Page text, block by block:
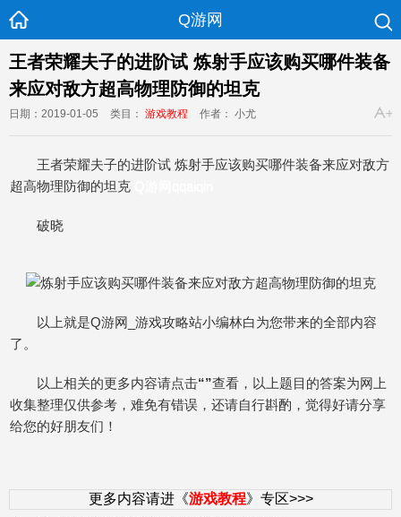
Q游网
王者荣耀夫子的进阶试 炼射手应该购买哪件装备
来应对敌方超高物理防御的坦克
日期：2019-01-05 类目： 游戏教程 作者： 小尤
王者荣耀夫子的进阶试 炼射手应该购买哪件装备来应对敌方
超高物理防御的坦克
破晓
以上就是Q游网_游戏攻略站小编林白为您带来的全部内容
了。
以上相关的更多内容请点击“”查看，以上题目的答案为网上
收集整理仅供参考，难免有错误，还请自行斟酌，觉得好请分享
给您的好朋友们！
更多内容请进《游戏教程》专区>>>